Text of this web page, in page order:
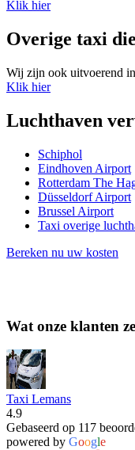
Klik hier
Overige taxi
Wij zijn ook uitvoerend
Klik hier
Luchthaven
Schiphol
Eindhoven Airport
Rotterdam The
Düsseldorf Airport
Brussel Airport
Taxi overige
Bereken nu uw kosten
Wat onze klanten
Taxi Lemans
4.9
Gebaseerd op 117
powered by Google